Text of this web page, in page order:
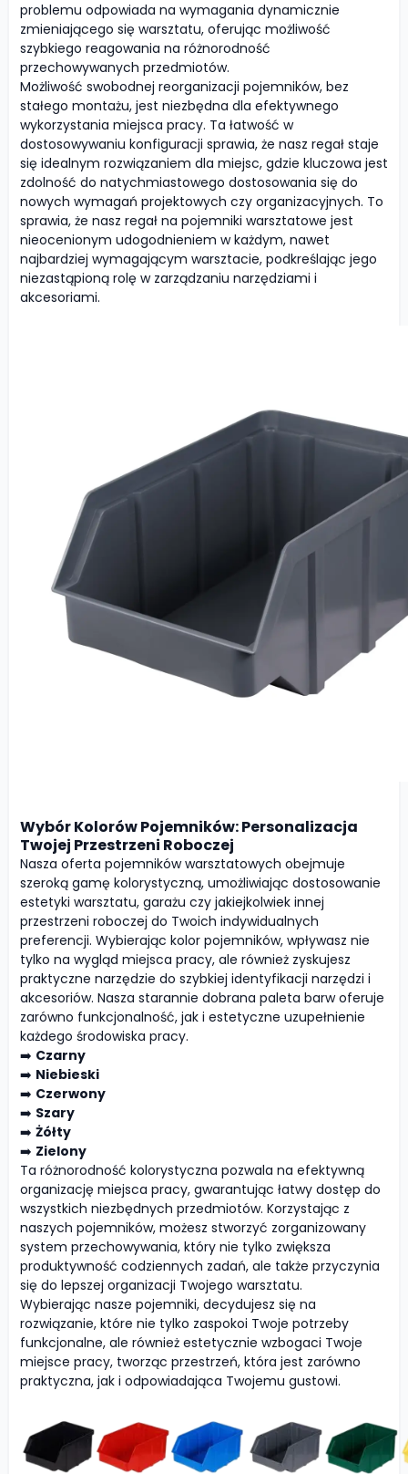
problemu odpowiada na wymagania dynamicznie
zmieniającego się warsztatu, oferując możliwość
szybkiego reagowania na różnorodność
przechowywanych przedmiotów.
Możliwość swobodnej reorganizacji pojemników, bez
stałego montażu, jest niezbędna dla efektywnego
wykorzystania miejsca pracy. Ta łatwość w
dostosowywaniu konfiguracji sprawia, że nasz regał staje
się idealnym rozwiązaniem dla miejsc, gdzie kluczowa jest
zdolność do natychmiastowego dostosowania się do
nowych wymagań projektowych czy organizacyjnych. To
sprawia, że nasz regał na pojemniki warsztatowe jest
nieocenionym udogodnieniem w każdym, nawet
najbardziej wymagającym warsztacie, podkreślając jego
niezastąpioną rolę w zarządzaniu narzędziami i
akcesoriami.
Wybór Kolorów Pojemników: Personalizacja
Twojej Przestrzeni Roboczej
Nasza oferta pojemników warsztatowych obejmuje
szeroką gamę kolorystyczną, umożliwiając dostosowanie
estetyki warsztatu, garażu czy jakiejkolwiek innej
przestrzeni roboczej do Twoich indywidualnych
preferencji. Wybierając kolor pojemników, wpływasz nie
tylko na wygląd miejsca pracy, ale również zyskujesz
praktyczne narzędzie do szybkiej identyfikacji narzędzi i
akcesoriów. Nasza starannie dobrana paleta barw oferuje
zarówno funkcjonalność, jak i estetyczne uzupełnienie
każdego środowiska pracy.
➡️ Czarny
➡️ Niebieski
➡️ Czerwony
➡️ Szary
➡️ Żółty
➡️ Zielony
Ta różnorodność kolorystyczna pozwala na efektywną
organizację miejsca pracy, gwarantując łatwy dostęp do
wszystkich niezbędnych przedmiotów. Korzystając z
naszych pojemników, możesz stworzyć zorganizowany
system przechowywania, który nie tylko zwiększa
produktywność codziennych zadań, ale także przyczynia
się do lepszej organizacji Twojego warsztatu.
Wybierając nasze pojemniki, decydujesz się na
rozwiązanie, które nie tylko zaspokoi Twoje potrzeby
funkcjonalne, ale również estetycznie wzbogaci Twoje
miejsce pracy, tworząc przestrzeń, która jest zarówno
praktyczna, jak i odpowiadająca Twojemu gustowi.